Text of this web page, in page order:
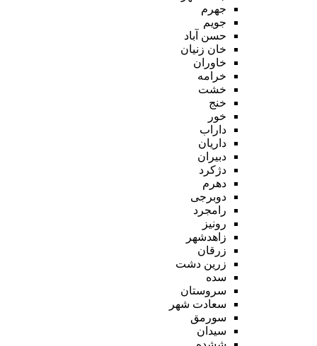
جهرم
جویم
حسن آباد
خان زنیان
خاوران
خرامه
خشت
خنج
خور
داراب
داریان
دبیران
دژکرد
دهرم
دوبرجی
رامجرد
رونیز
زاهدشهر
زرقان
زرین دشت
سده
سروستان
سعادت شهر
سورمق
سیدان